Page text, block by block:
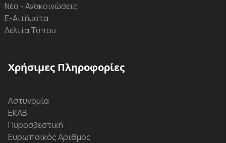
Νέα - Ανακοινώσεις
Ε-Αιτήματα
Δελτία Τύπου
Χρήσιμες Πληροφορίες
Αστυνομία
ΕΚΑΒ
Πυροσβεστική
Ευρωπαϊκός Αριθμός